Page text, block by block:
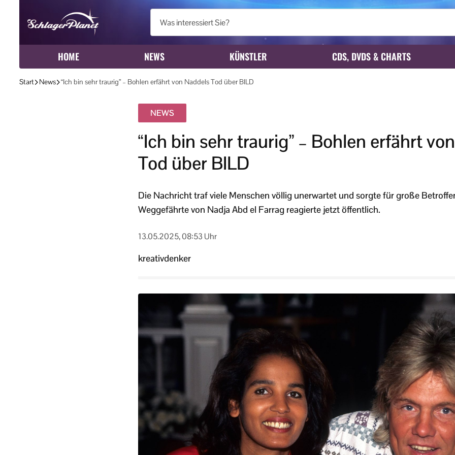
HOME NEWS KÜNSTLER CDS, DVDS & CHARTS
Start News “Ich bin sehr traurig” – Bohlen erfährt von Naddels Tod über BILD
NEWS
“Ich bin sehr traurig” – Bohlen erfährt
Tod über BILD
Die Nachricht traf viele Menschen völlig unerwartet und sorgte für große
Weggefährte von Nadja Abd el Farrag reagierte jetzt öffentlich.
13.05.2025, 08:53 Uhr
kreativdenker